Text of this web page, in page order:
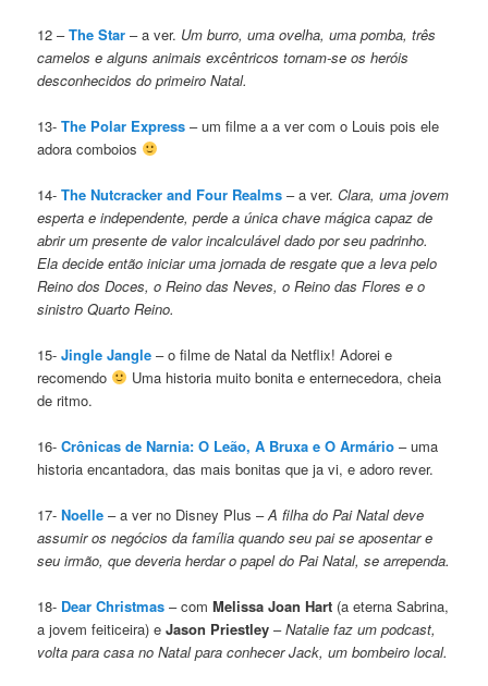
12 –The Star – a ver. Um burro, uma ovelha, uma pomba, três
camelos e alguns animais excêntricos tornam-se os heróis
desconhecidos do primeiro Natal.
13-The Polar Express– um filme a a ver com o Louis pois ele
adora comboios
14-The Nutcracker and Four Realms – a ver. Clara, uma jovem
esperta e independente, perde a única chave mágica capaz de
abrir um presente de valor incalculável dado por seu padrinho.
Ela decide então iniciar uma jornada de resgate que a leva pelo
Reino dos Doces, o Reino das Neves, o Reino das Flores e o
sinistro Quarto Reino.
15- Jingle Jangle – o filme de Natal da Netflix! Adorei e
recomendo
Uma historia muito bonita e enternecedora, cheia
de ritmo.
16-Crônicas de Narnia: O Leão, A Bruxa e O Armário – uma
historia encantadora, das mais bonitas que ja vi, e adoro rever.
17-Noelle– a ver no Disney Plus –A filha do Pai Natal deve
assumir os negócios da família quando seu pai se aposentar e
seu irmão, que deveria herdar o papel do Pai Natal, se arrependa.
18- Dear Christmas – comMelissa Joan Hart (a eterna Sabrina,
a jovem feiticeira) eJason Priestley–Natalie faz um podcast,
volta para casa no Natal para conhecer Jack, um bombeiro local.